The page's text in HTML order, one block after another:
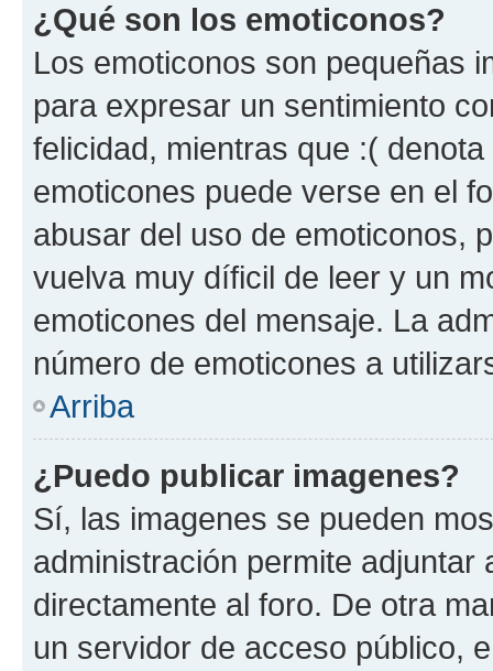
¿Qué son los emoticonos?
Los emoticonos son pequeñas
para expresar un sentimiento
felicidad, mientras que :(
emoticones puede verse en el
abusar del uso de emoticonos,
vuelva muy díficil de leer y un
emoticones del mensaje. La
número de emoticones a
Arriba
¿Puedo publicar imagenes?
Sí, las imagenes se pueden
administración permite
directamente al foro. De otra
un servidor de acceso público,